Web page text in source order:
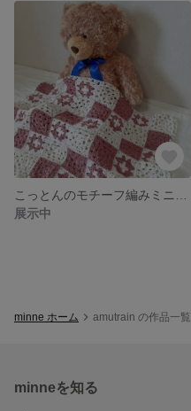
展示中
minne ホーム amutrain の作品一覧
minneを知る